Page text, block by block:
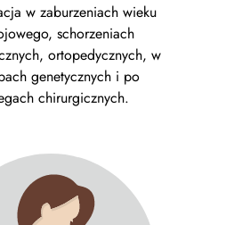
w zaburzeniach wieku
schorzeniach
ortopedycznych, w
genetycznych i po
chirurgicznych.